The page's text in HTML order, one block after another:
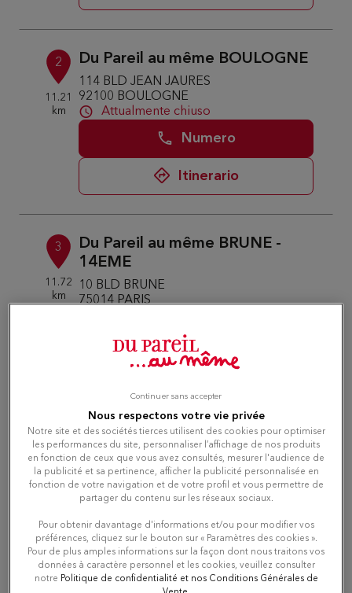
2
11.21
km
Du Pareil au même BOULOGNE
114 BLD JEAN JAURES
92100 BOULOGNE
Attualmente chiuso
Numero
Itinerario
3
11.72
km
Du Pareil au même BRUNE -
14EME
10 BLD BRUNE
75014 PARIS
Numero
4
13.16
Du Pareil au même COMMERCE
- 15EME
59 RUE DU COMMERCE
75015 PARIS
Attualmente chiuso
Numero
Nous respectons votre vie privée
Notre site et des sociétés tierces utilisent des cookies pour optimiser
les performances du site, personnaliser l’affichage de nos produits
en fonction de ceux que vous avez consultés, mesurer l'audience de
la publicité et sa pertinence, afficher la publicité personnalisée en
fonction de votre navigation et de votre profil et vous permettre de
partager du contenu sur les réseaux sociaux.
Pour obtenir davantage d'informations et/ou pour modifier vos
préférences, cliquez sur le bouton sur « Paramètres des cookies ».
Pour de plus amples informations sur la façon dont nous traitons vos
données à caractère personnel et les cookies, veuillez consulter
notre Politique de confidentialité et nos Conditions Générales de
Continuer sans accepter